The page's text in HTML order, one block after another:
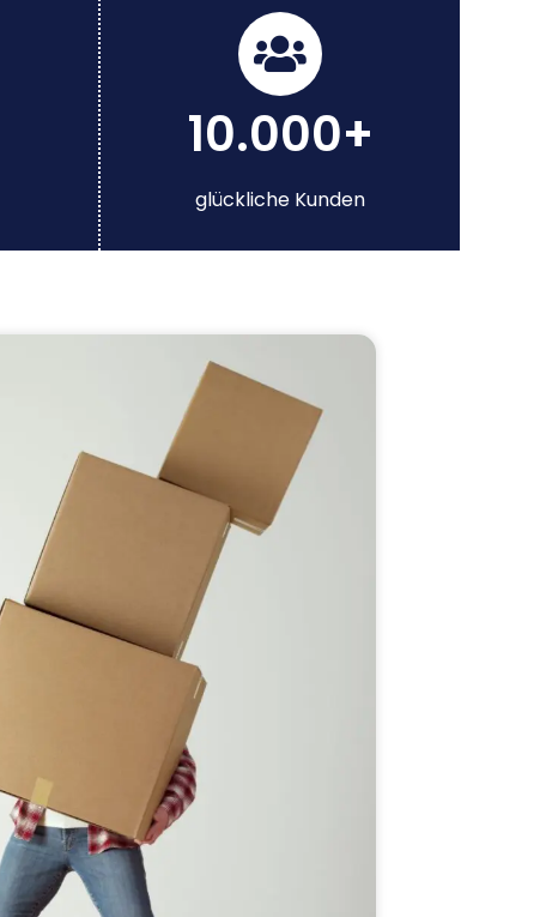
10.000+
glückliche Kunden